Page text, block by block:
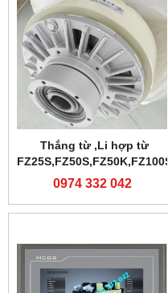
Thắng từ ,Li hợp từ
FZ25S,FZ50S,FZ50K,FZ100S
0974 332 042